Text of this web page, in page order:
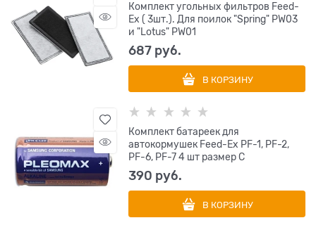
Комплект угольных фильтров Feed-
Ex ( 3шт.). Для поилок "Spring" PW03
и "Lotus" PW01
687 руб.
В КОРЗИНУ
Комплект батареек для
автокормушек Feed-Ex PF-1, PF-2,
PF-6, PF-7 4 шт размер С
390 руб.
В КОРЗИНУ